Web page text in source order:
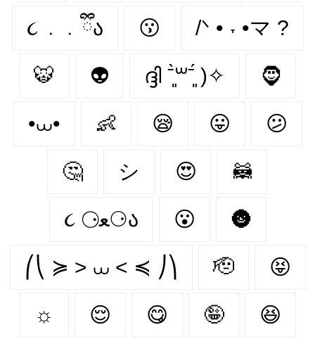
૮ ․ ․ ྀིა 😗 /ᐠ • ˕ •マ ?
🐯 👽 ദ്ദി ˉ͈̀꒳ˉ͈́ )✧ 🧔
•⩊• 👶 😪 😛 😕
🤔 シ 😍 🦝
૮ ⚆ﻌ⚆ა 😮 🌚
⎛⎝ ≽ > ⩊ < ≼ ⎠⎞ 🫡 😝
☼ 😌 😋 🤪 😆